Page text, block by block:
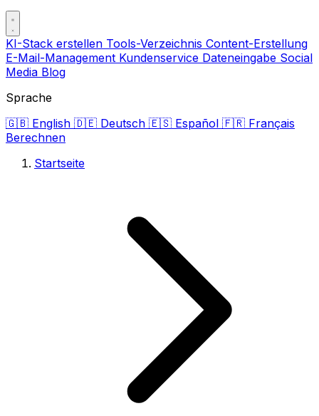
KI-Stack erstellen Tools-Verzeichnis Content-Erstellung
E-Mail-Management Kundenservice Dateneingabe Social
Media Blog
Sprache
🇬🇧 English 🇩🇪 Deutsch 🇪🇸 Español 🇫🇷 Français
Berechnen
Startseite